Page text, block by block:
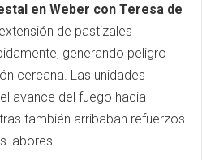
en Weber con Teresa de
de pastizales
generando peligro
cercana. Las unidades
avance del fuego hacia
también arribaban refuerzos
labores.